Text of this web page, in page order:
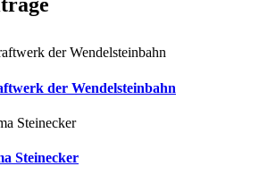
der Wendelsteinbahn
Steinecker